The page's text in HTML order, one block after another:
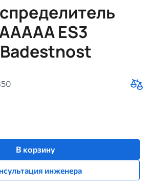
ES3
Badestnost
В корзину
инженера